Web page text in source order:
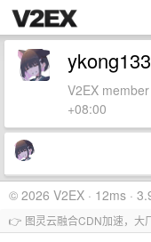
V2EX
+08:00
© 2026 V2EX · 12ms ·
👉 图灵云融合CDN加速，大